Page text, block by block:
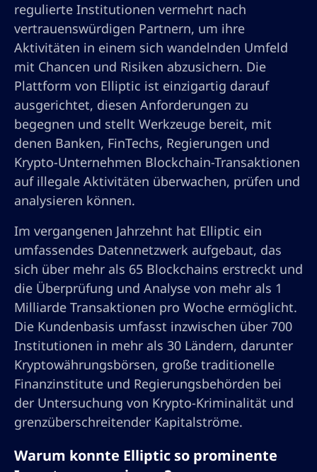
regulierte Institutionen vermehrt nach
vertrauenswürdigen Partnern, um ihre
Aktivitäten in einem sich wandelnden Umfeld
mit Chancen und Risiken abzusichern. Die
Plattform von Elliptic ist einzigartig darauf
ausgerichtet, diesen Anforderungen zu
begegnen und stellt Werkzeuge bereit, mit
denen Banken, FinTechs, Regierungen und
Krypto-Unternehmen Blockchain-Transaktionen
auf illegale Aktivitäten überwachen, prüfen und
analysieren können.
Im vergangenen Jahrzehnt hat Elliptic ein
umfassendes Datennetzwerk aufgebaut, das
sich über mehr als 65 Blockchains erstreckt und
die Überprüfung und Analyse von mehr als 1
Milliarde Transaktionen pro Woche ermöglicht.
Die Kundenbasis umfasst inzwischen über 700
Institutionen in mehr als 30 Ländern, darunter
Kryptowährungsbörsen, große traditionelle
Finanzinstitute und Regierungsbehörden bei
der Untersuchung von Krypto-Kriminalität und
grenzüberschreitender Kapitalströme.
Warum konnte Elliptic so prominente